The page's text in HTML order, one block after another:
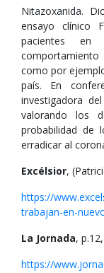
Nitazoxanida.
ensayo clínico
pacientes en
como por
país. En
investigadora
valorando los
probabilidad de
erradicar al
Excélsior,
https://
trabajan-en-
La Jornada,
https://